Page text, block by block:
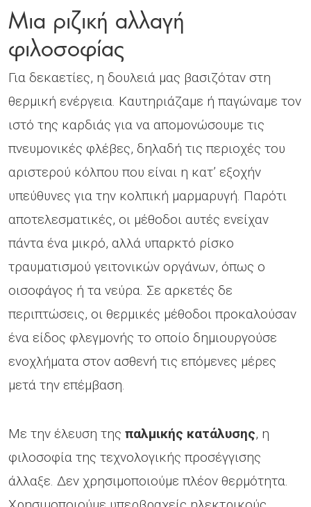
Μια ριζική αλλαγή
φιλοσοφίας
Για δεκαετίες, η δουλειά μας βασιζόταν στη
θερμική ενέργεια. Καυτηριάζαμε ή παγώναμε τον
ιστό της καρδιάς για να απομονώσουμε τις
πνευμονικές φλέβες, δηλαδή τις περιοχές του
αριστερού κόλπου που είναι η κατ’ εξοχήν
υπεύθυνες για την κολπική μαρμαρυγή. Παρότι
αποτελεσματικές, οι μέθοδοι αυτές ενείχαν
πάντα ένα μικρό, αλλά υπαρκτό ρίσκο
τραυματισμού γειτονικών οργάνων, όπως ο
οισοφάγος ή τα νεύρα. Σε αρκετές δε
περιπτώσεις, οι θερμικές μέθοδοι προκαλούσαν
ένα είδος φλεγμονής το οποίο δημιουργούσε
ενοχλήματα στον ασθενή τις επόμενες μέρες
μετά την επέμβαση.
Με την έλευση της παλμικής κατάλυσης, η
φιλοσοφία της τεχνολογικής προσέγγισης
άλλαξε. Δεν χρησιμοποιούμε πλέον θερμότητα.